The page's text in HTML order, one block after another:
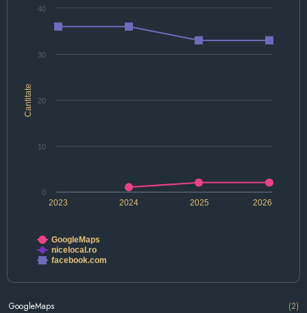
Cantitate
2024 2026
2023 2025
0
10
20
30
40
GoogleMaps
nicelocal.ro
facebook.com
GoogleMaps
(2)